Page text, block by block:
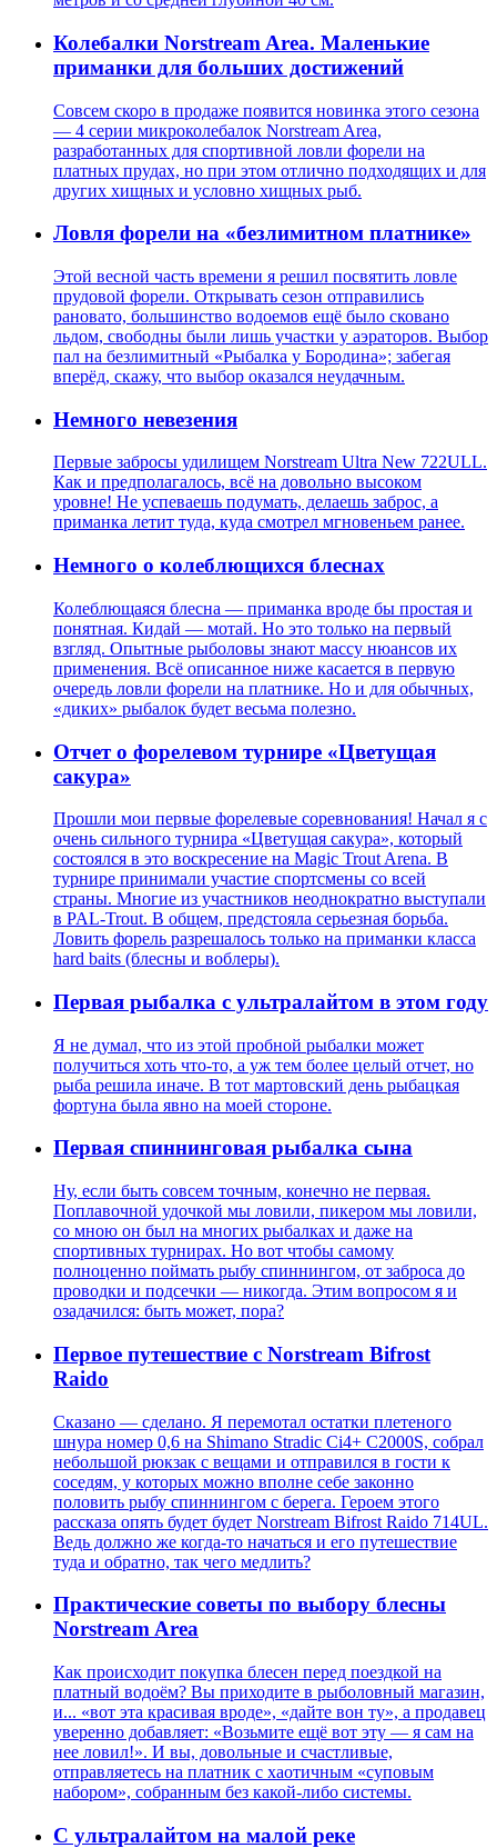
Колебалки Norstream Area. Маленькие
приманки для больших достижений
Совсем скоро в продаже появится новинка этого сезона
— 4 серии микроколебалок Norstream Area,
разработанных для спортивной ловли форели на
платных прудах, но при этом отлично подходящих и для
других хищных и условно хищных рыб.
Ловля форели на «безлимитном платнике»
Этой весной часть времени я решил посвятить ловле
прудовой форели. Открывать сезон отправились
рановато, большинство водоемов ещё было сковано
льдом, свободны были лишь участки у аэраторов. Выбор
пал на безлимитный «Рыбалка у Бородина»; забегая
вперёд, скажу, что выбор оказался неудачным.
Немного невезения
Первые забросы удилищем Norstream Ultra New 722ULL.
Как и предполагалось, всё на довольно высоком
уровне! Не успеваешь подумать, делаешь заброс, а
приманка летит туда, куда смотрел мгновеньем ранее.
Немного о колеблющихся блеснах
Колеблющаяся блесна — приманка вроде бы простая и
понятная. Кидай — мотай. Но это только на первый
взгляд. Опытные рыболовы знают массу нюансов их
применения. Всё описанное ниже касается в первую
очередь ловли форели на платнике. Но и для обычных,
«диких» рыбалок будет весьма полезно.
Отчет о форелевом турнире «Цветущая
сакура»
Прошли мои первые форелевые соревнования! Начал я с
очень сильного турнира «Цветущая сакура», который
состоялся в это воскресение на Magic Trout Arena. В
турнире принимали участие спортсмены со всей
страны. Многие из участников неоднократно выступали
в PAL-Trout. В общем, предстояла серьезная борьба.
Ловить форель разрешалось только на приманки класса
hard baits (блесны и воблеры).
Первая рыбалка с ультралайтом в этом году
Я не думал, что из этой пробной рыбалки может
получиться хоть что-то, а уж тем более целый отчет, но
рыба решила иначе. В тот мартовский день рыбацкая
фортуна была явно на моей стороне.
Первая спиннинговая рыбалка сына
Ну, если быть совсем точным, конечно не первая.
Поплавочной удочкой мы ловили, пикером мы ловили,
со мною он был на многих рыбалках и даже на
спортивных турнирах. Но вот чтобы самому
полноценно поймать рыбу спиннингом, от заброса до
проводки и подсечки — никогда. Этим вопросом я и
озадачился: быть может, пора?
Первое путешествие c Norstream Bifrost
Raido
Сказано — сделано. Я перемотал остатки плетеного
шнура номер 0,6 на Shimano Stradic Ci4+ C2000S, собрал
небольшой рюкзак с вещами и отправился в гости к
соседям, у которых можно вполне себе законно
половить рыбу спиннингом с берега. Героем этого
рассказа опять будет будет Norstream Bifrost Raido 714UL.
Ведь должно же когда-то начаться и его путешествие
туда и обратно, так чего медлить?
Практические советы по выбору блесны
Norstream Area
Как происходит покупка блесен перед поездкой на
платный водоём? Вы приходите в рыболовный магазин,
и... «вот эта красивая вроде», «дайте вон ту», а продавец
уверенно добавляет: «Возьмите ещё вот эту — я сам на
нее ловил!». И вы, довольные и счастливые,
отправляетесь на платник с хаотичным «суповым
набором», собранным без какой-либо системы.
С ультралайтом на малой реке